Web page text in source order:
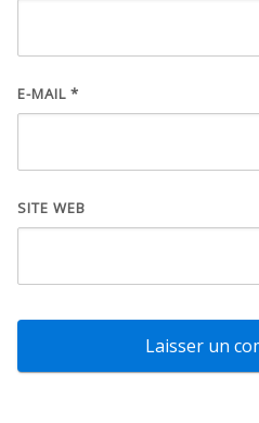
E-MAIL *
SITE WEB